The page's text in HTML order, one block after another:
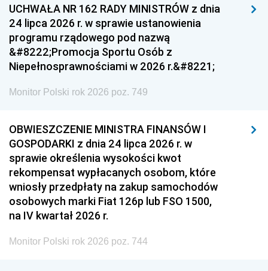
UCHWAŁA NR 162 RADY MINISTRÓW z dnia
24 lipca 2026 r. w sprawie ustanowienia
programu rządowego pod nazwą
&#8222;Promocja Sportu Osób z
Niepełnosprawnościami w 2026 r.&#8221;
Monitor Polski rok 2026 poz. 749
OBWIESZCZENIE MINISTRA FINANSÓW I
GOSPODARKI z dnia 24 lipca 2026 r. w
sprawie określenia wysokości kwot
rekompensat wypłacanych osobom, które
wniosły przedpłaty na zakup samochodów
osobowych marki Fiat 126p lub FSO 1500,
na IV kwartał 2026 r.
Monitor Polski rok 2026 poz. 744